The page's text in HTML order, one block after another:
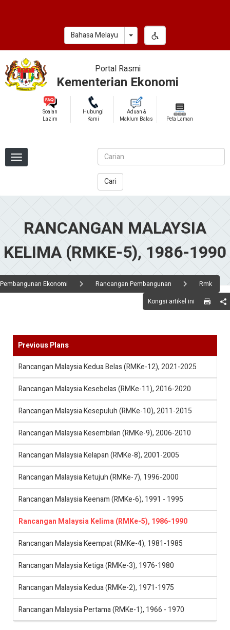
Bahasa Melayu Toggle Dropdown
Portal Rasmi
Kementerian Ekonomi
Soalan
Lazim
Hubungi
Kami
Aduan &
Maklum Balas
Peta Laman
Cari
RANCANGAN MALAYSIA
KELIMA (RMKE-5), 1986-1990
Pembangunan Ekonomi Rancangan Pembangunan
Rmk
Kongsi artikel ini
Previous Plans
Rancangan Malaysia Kedua Belas (RMKe-12), 2021-2025
Rancangan Malaysia Kesebelas (RMKe-11), 2016-2020
Rancangan Malaysia Kesepuluh (RMKe-10), 2011-2015
Rancangan Malaysia Kesembilan (RMKe-9), 2006-2010
Rancangan Malaysia Kelapan (RMKe-8), 2001-2005
Rancangan Malaysia Ketujuh (RMKe-7), 1996-2000
Rancangan Malaysia Keenam (RMKe-6), 1991 - 1995
Rancangan Malaysia Kelima (RMKe-5), 1986-1990
Rancangan Malaysia Keempat (RMKe-4), 1981-1985
Rancangan Malaysia Ketiga (RMKe-3), 1976-1980
Rancangan Malaysia Kedua (RMKe-2), 1971-1975
Rancangan Malaysia Pertama (RMKe-1), 1966 - 1970